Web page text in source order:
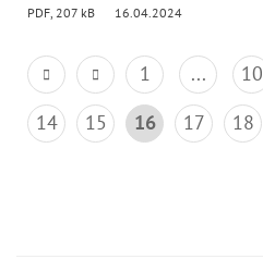
PDF, 207 kB 16.04.2024
1 ... 10
14
15 16 17 18